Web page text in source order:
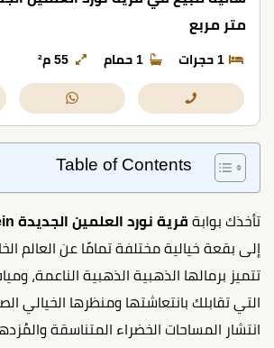
متر مربع
1 حجرات 1 حمام 55 م²
Table of Contents
تأخذك بوابة قرية نورد العلمين الجديدة Nord New Alamein
إلى بقعة خيالية مختلفة تمامًا عن العالم
تتميز برمالها الذهبية الذهبية الناعمة،
التي تقابلك بانتعاشتها ومنظرها الخيالي
انتشار المساحات الخضراء المتناسقة